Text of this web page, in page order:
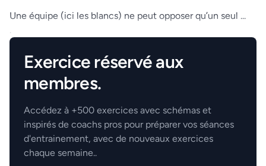
Une équipe (ici les blancs) ne peut opposer qu’un seul ...
.
Exercice réservé aux
membres.
Accédez à +500 exercices avec schémas et
inspirés de coachs pros pour préparer vos séances
d'entrainement, avec de nouveaux exercices
chaque semaine..